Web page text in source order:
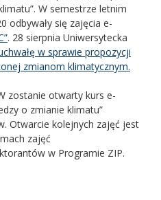
W semestrze letnim
odbywały się zajęcia e-
. 28 sierpnia Uniwersytecka
w sprawie propozycji
zmianom klimatycznym.
zostanie otwarty kurs e-
o zmianie klimatu”
Otwarcie kolejnych zajęć jest
zajęć
w Programie ZIP.